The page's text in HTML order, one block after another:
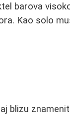
barova
Kao solo
blizu